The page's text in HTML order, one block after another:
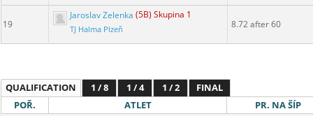
19
Jaroslav Zelenka (5B) Skupina 1
TJ Halma Plzeň 8.72 after 60
QUALIFICATION 1 / 8 1 / 4 1 / 2
FINAL
POŘ.
ATLET PR. NA ŠÍP